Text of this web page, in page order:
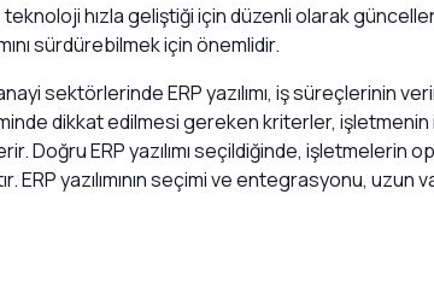
teknoloji hızla geliştiği için düzenli olarak
sürdürebilmek için önemlidir.
sektörlerinde ERP yazılımı, iş süreçlerinin
dikkat edilmesi gereken kriterler,
Doğru ERP yazılımı seçildiğinde,
ERP yazılımının seçimi ve entegrasyonu, uzun